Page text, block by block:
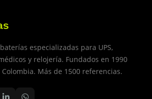
especializadas para UPS,
y relojería. Fundados en 1990
Más de 1500 referencias.